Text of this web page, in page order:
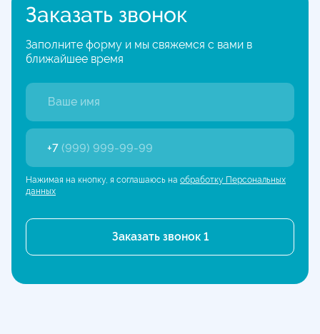
Заказать звонок
Заполните форму и мы свяжемся с вами в
ближайшее время
+7 (999) 999-99-99
Нажимая на кнопку, я соглашаюсь на обработку Персональных
данных